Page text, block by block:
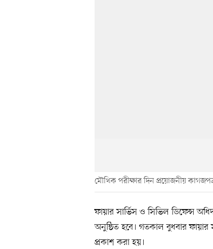
মৌখিক পরীক্ষার দিন প্রয়োজনীয়
ফায়ার সার্ভিস ও সিভিল ডিফেন্স
অনুষ্ঠিত হবে। গতকাল বুধবার ফায়ার
প্রকাশ করা হয়।